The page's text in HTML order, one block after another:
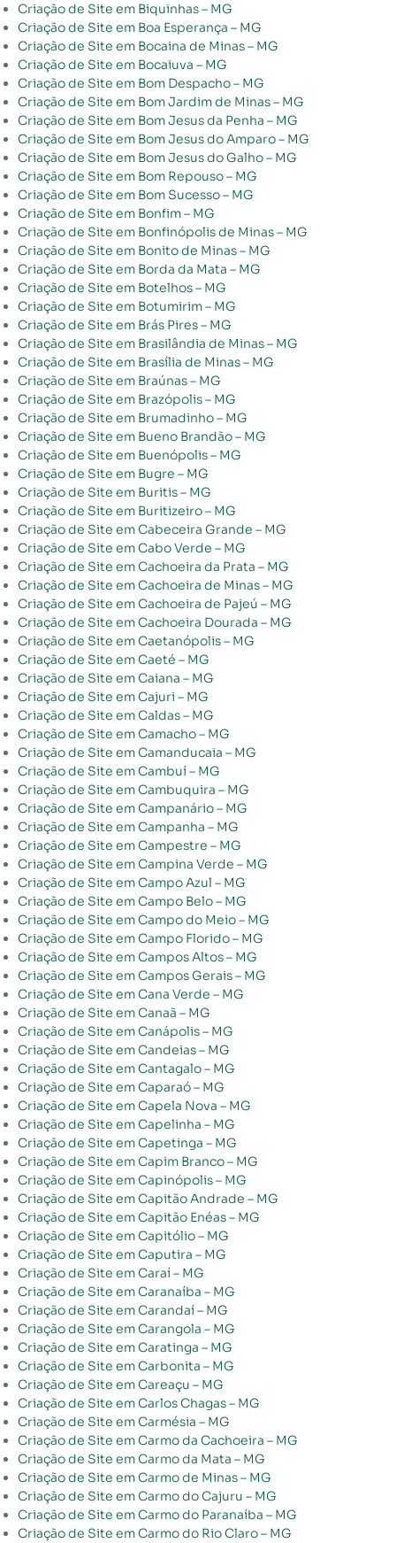
Criação de Site em Biquinhas – MG
Criação de Site em Boa Esperança – MG
Criação de Site em Bocaina de Minas – MG
Criação de Site em Bocaiuva – MG
Criação de Site em Bom Despacho – MG
Criação de Site em Bom Jardim de Minas – MG
Criação de Site em Bom Jesus da Penha – MG
Criação de Site em Bom Jesus do Amparo – MG
Criação de Site em Bom Jesus do Galho – MG
Criação de Site em Bom Repouso – MG
Criação de Site em Bom Sucesso – MG
Criação de Site em Bonfim – MG
Criação de Site em Bonfinópolis de Minas – MG
Criação de Site em Bonito de Minas – MG
Criação de Site em Borda da Mata – MG
Criação de Site em Botelhos – MG
Criação de Site em Botumirim – MG
Criação de Site em Brás Pires – MG
Criação de Site em Brasilândia de Minas – MG
Criação de Site em Brasília de Minas – MG
Criação de Site em Braúnas – MG
Criação de Site em Brazópolis – MG
Criação de Site em Brumadinho – MG
Criação de Site em Bueno Brandão – MG
Criação de Site em Buenópolis – MG
Criação de Site em Bugre – MG
Criação de Site em Buritis – MG
Criação de Site em Buritizeiro – MG
Criação de Site em Cabeceira Grande – MG
Criação de Site em Cabo Verde – MG
Criação de Site em Cachoeira da Prata – MG
Criação de Site em Cachoeira de Minas – MG
Criação de Site em Cachoeira de Pajeú – MG
Criação de Site em Cachoeira Dourada – MG
Criação de Site em Caetanópolis – MG
Criação de Site em Caeté – MG
Criação de Site em Caiana – MG
Criação de Site em Cajuri – MG
Criação de Site em Caldas – MG
Criação de Site em Camacho – MG
Criação de Site em Camanducaia – MG
Criação de Site em Cambuí – MG
Criação de Site em Cambuquira – MG
Criação de Site em Campanário – MG
Criação de Site em Campanha – MG
Criação de Site em Campestre – MG
Criação de Site em Campina Verde – MG
Criação de Site em Campo Azul – MG
Criação de Site em Campo Belo – MG
Criação de Site em Campo do Meio – MG
Criação de Site em Campo Florido – MG
Criação de Site em Campos Altos – MG
Criação de Site em Campos Gerais – MG
Criação de Site em Cana Verde – MG
Criação de Site em Canaã – MG
Criação de Site em Canápolis – MG
Criação de Site em Candeias – MG
Criação de Site em Cantagalo – MG
Criação de Site em Caparaó – MG
Criação de Site em Capela Nova – MG
Criação de Site em Capelinha – MG
Criação de Site em Capetinga – MG
Criação de Site em Capim Branco – MG
Criação de Site em Capinópolis – MG
Criação de Site em Capitão Andrade – MG
Criação de Site em Capitão Enéas – MG
Criação de Site em Capitólio – MG
Criação de Site em Caputira – MG
Criação de Site em Caraí – MG
Criação de Site em Caranaíba – MG
Criação de Site em Carandaí – MG
Criação de Site em Carangola – MG
Criação de Site em Caratinga – MG
Criação de Site em Carbonita – MG
Criação de Site em Careaçu – MG
Criação de Site em Carlos Chagas – MG
Criação de Site em Carmésia – MG
Criação de Site em Carmo da Cachoeira – MG
Criação de Site em Carmo da Mata – MG
Criação de Site em Carmo de Minas – MG
Criação de Site em Carmo do Cajuru – MG
Criação de Site em Carmo do Paranaíba – MG
Criação de Site em Carmo do Rio Claro – MG